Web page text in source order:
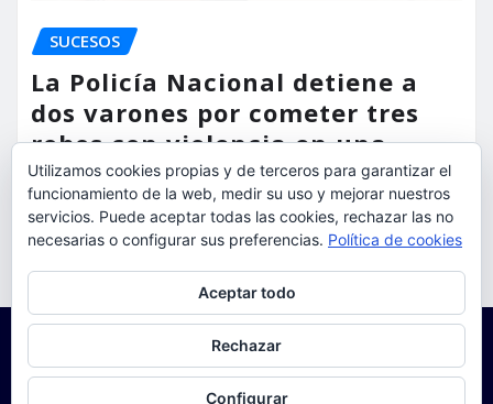
SUCESOS
La Policía Nacional detiene a
dos varones por cometer tres
robos con violencia en una
misma mañana
torrent al dia Ago 7, 2026
Utilizamos cookies propias y de terceros para garantizar el
funcionamiento de la web, medir su uso y mejorar nuestros
servicios. Puede aceptar todas las cookies, rechazar las no
necesarias o configurar sus preferencias. Política de cookies
Aceptar todo
Rechazar
Configurar
Para obtener más información, incluido cómo gestionar las cookies,